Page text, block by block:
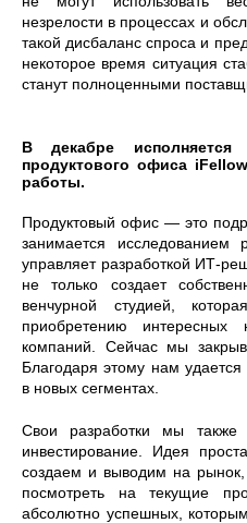
незрелости в процессах и
такой дисбаланс спроса и
некоторое время ситуация
станут полноценными
В декабре
продуктового офиса
работы.
Продуктовый офис — это
занимается исследованием
управляет разработкой ИТ-
не только создает
венчурной студией,
приобретению
компаний. Сейчас мы
Благодаря этому нам удается
в новых сегментах.
Свои разработки мы также
инвестирование. Идея
создаем и выводим на
посмотреть на текущие
абсолютно успешных,